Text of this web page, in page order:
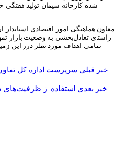
شده کارخانه سیمان تولید
معاون هماهنگی امور اقتصادی استاندار
راستای تعادل‌بخشی به وضعیت بازار
تمامی اهداف مورد نظر درر این
خبر قبلی سرپرست اداره کل
خبر بعدی استفاده از ظرفیت‌های